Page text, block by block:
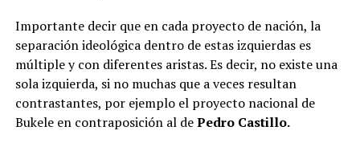
Importante decir que en cada proyecto de nación, la
separación ideológica dentro de estas izquierdas es
múltiple y con diferentes aristas. Es decir, no existe una
sola izquierda, si no muchas que a veces resultan
contrastantes, por ejemplo el proyecto nacional de
Bukele en contraposición al dePedro Castillo.